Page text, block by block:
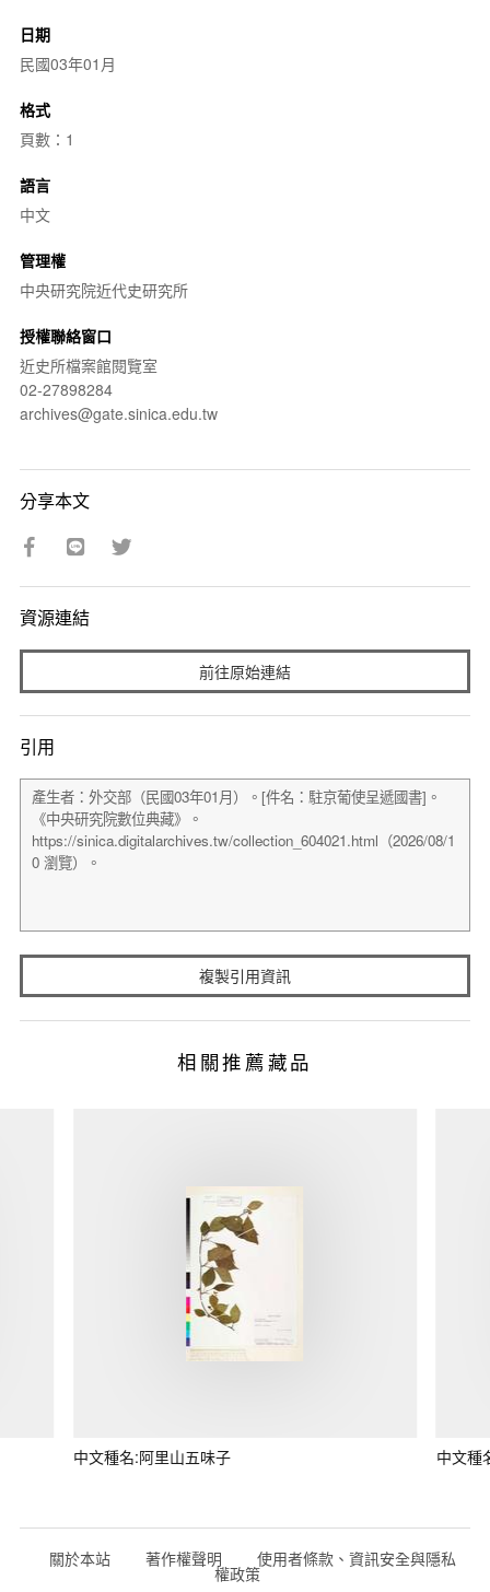
日期
民國03年01月
格式
頁數：1
語言
中文
管理權
中央研究院近代史研究所
授權聯絡窗口
近史所檔案館閱覽室
02-27898284
archives@gate.sinica.edu.tw
分享本文
資源連結
前往原始連結
引用
複製引用資訊
相關推薦藏品
中文種名:阿里山五味子 中文種
關於本站 著作權聲明 使用者條款、資訊安全與隱私
權政策